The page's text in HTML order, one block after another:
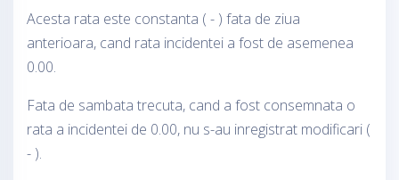
Acesta rata este constanta ( - ) fata de ziua
anterioara, cand rata incidentei a fost de asemenea
0.00.
Fata de sambata trecuta, cand a fost consemnata o
rata a incidentei de 0.00, nu s-au inregistrat modificari (
- ).